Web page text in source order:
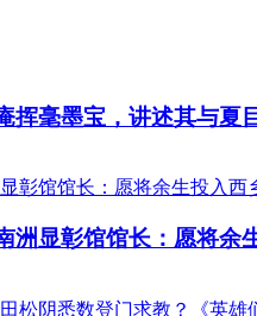
挥毫墨宝，讲述其与夏
洲显彰馆馆长：愿将余